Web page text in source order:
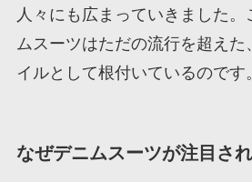
人々にも広まっていきました。
ムスーツはただの流行を超えた
イルとして根付いているのです。
なぜデニムスーツが注目さ